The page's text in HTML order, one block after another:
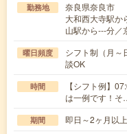
勤務地
奈良県奈良市
大和西大寺駅か
山駅から---分／
曜日頻度
シフト制（月～
談OK
時間
【シフト例】
は一例です！
期間 即日～2ヶ月以上